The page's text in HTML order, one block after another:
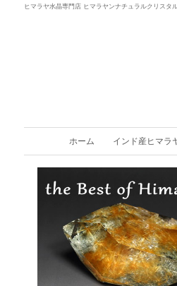
ヒマラヤ水晶専門店 ヒマラヤンナチュラルクリスタ
ホーム インド産ヒマラ